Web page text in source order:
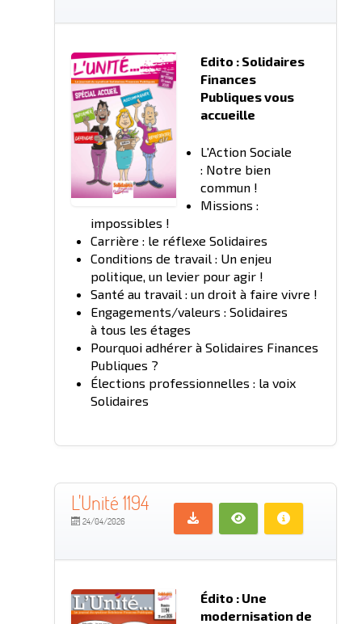
Edito : Solidaires
Finances
Publiques vous
accueille
L'Action Sociale
: Notre bien
commun !
Missions :
impossibles !
Carrière : le réflexe Solidaires
Conditions de travail : Un enjeu
politique, un levier pour agir !
Santé au travail : un droit à faire vivre !
Engagements/valeurs : Solidaires
à tous les étages
Pourquoi adhérer à Solidaires Finances
Publiques ?
Élections professionnelles : la voix
Solidaires
L'Unité 1194
24/04/2026
Édito : Une
modernisation de